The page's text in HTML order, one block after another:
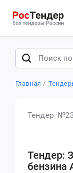
Главная
Тендер
Тендер:
бензина